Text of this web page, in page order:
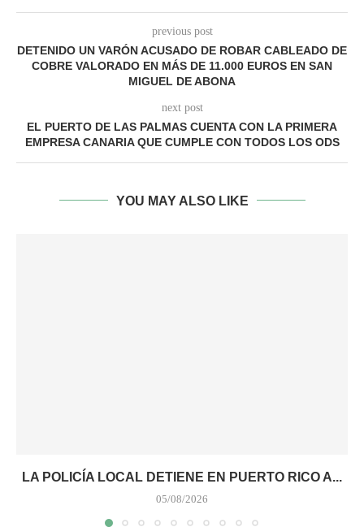
previous post
DETENIDO UN VARÓN ACUSADO DE ROBAR CABLEADO DE
COBRE VALORADO EN MÁS DE 11.000 EUROS EN SAN
MIGUEL DE ABONA
next post
EL PUERTO DE LAS PALMAS CUENTA CON LA PRIMERA
EMPRESA CANARIA QUE CUMPLE CON TODOS LOS ODS
YOU MAY ALSO LIKE
LA POLICÍA LOCAL DETIENE EN PUERTO RICO A...
05/08/2026